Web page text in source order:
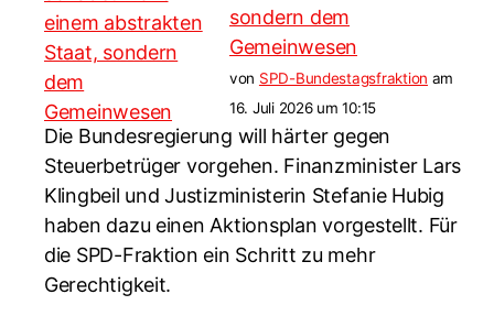
sondern dem
Gemeinwesen
von SPD-Bundestagsfraktion am
16. Juli 2026 um 10:15
Die Bundesregierung will härter gegen
Steuerbetrüger vorgehen. Finanzminister Lars
Klingbeil und Justizministerin Stefanie Hubig
haben dazu einen Aktionsplan vorgestellt. Für
die SPD-Fraktion ein Schritt zu mehr
Gerechtigkeit.